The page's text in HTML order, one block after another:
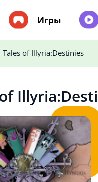
Игры
Tales of Illyria:Destinies